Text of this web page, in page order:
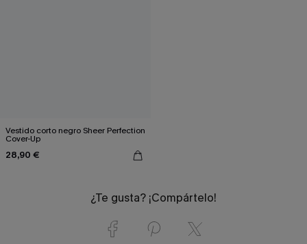
Vestido corto negro Sheer Perfection
Cover-Up
28,90 €
¿Te gusta? ¡Compártelo!